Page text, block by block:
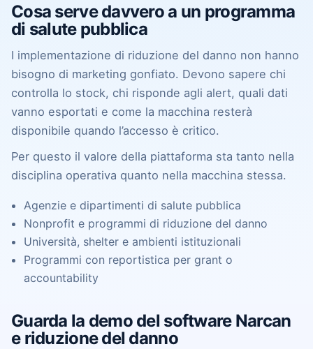
Cosa serve davvero a un programma
di salute pubblica
I implementazione di riduzione del danno non hanno
bisogno di marketing gonfiato. Devono sapere chi
controlla lo stock, chi risponde agli alert, quali dati
vanno esportati e come la macchina resterà
disponibile quando l’accesso è critico.
Per questo il valore della piattaforma sta tanto nella
disciplina operativa quanto nella macchina stessa.
Agenzie e dipartimenti di salute pubblica
Nonprofit e programmi di riduzione del danno
Università, shelter e ambienti istituzionali
Programmi con reportistica per grant o
accountability
Guarda la demo del software Narcan
e riduzione del danno